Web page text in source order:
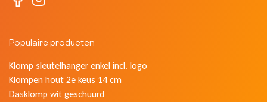
Populaire producten
Klomp sleutelhanger enkel incl. logo
Klompen hout 2e keus 14 cm
Dasklomp wit geschuurd